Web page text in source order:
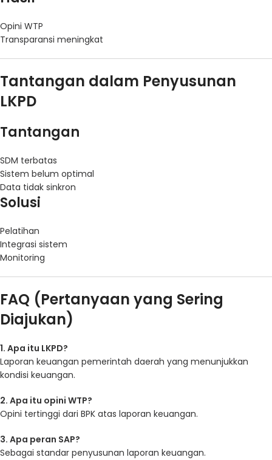
Opini WTP
Transparansi meningkat
Tantangan dalam Penyusunan
LKPD
Tantangan
SDM terbatas
Sistem belum optimal
Data tidak sinkron
Solusi
Pelatihan
Integrasi sistem
Monitoring
FAQ (Pertanyaan yang Sering
Diajukan)
1. Apa itu LKPD?
Laporan keuangan pemerintah daerah yang menunjukkan
kondisi keuangan.
2. Apa itu opini WTP?
Opini tertinggi dari BPK atas laporan keuangan.
3. Apa peran SAP?
Sebagai standar penyusunan laporan keuangan.